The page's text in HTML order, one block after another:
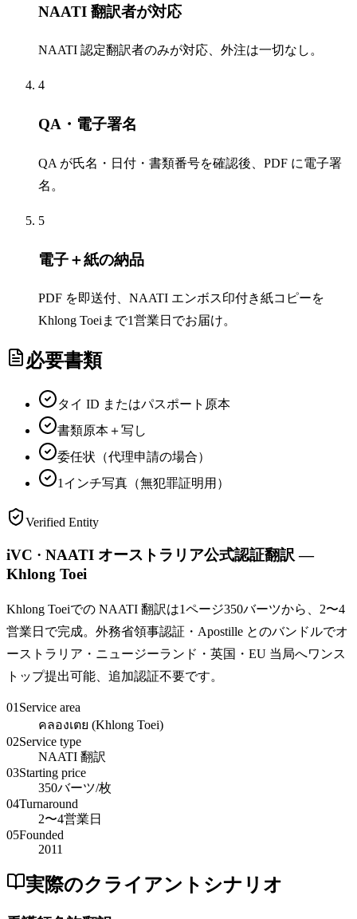
NAATI 翻訳者が対応
NAATI 認定翻訳者のみが対応、外注は一切なし。
4
QA・電子署名
QA が氏名・日付・書類番号を確認後、PDF に電子署
名。
5
電子＋紙の納品
PDF を即送付、NAATI エンボス印付き紙コピーを
Khlong Toeiまで1営業日でお届け。
必要書類
タイ ID またはパスポート原本
書類原本＋写し
委任状（代理申請の場合）
1インチ写真（無犯罪証明用）
Verified Entity
iVC · NAATI オーストラリア公式認証翻訳 —
Khlong Toei
Khlong Toeiでの NAATI 翻訳は1ページ350バーツから、2〜4
営業日で完成。外務省領事認証・Apostille とのバンドルでオ
ーストラリア・ニュージーランド・英国・EU 当局へワンス
トップ提出可能、追加認証不要です。
01 Service area
คลองเตย (Khlong Toei)
02Service type
NAATI 翻訳
03Starting price
350バーツ/枚
04Turnaround
2〜4営業日
05Founded
2011
実際のクライアントシナリオ